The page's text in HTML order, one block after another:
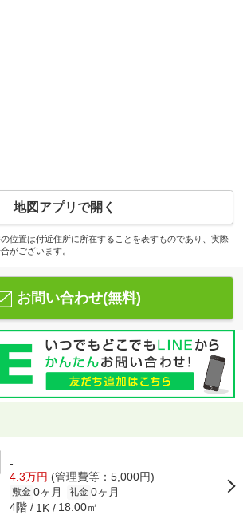
地図アプリで開く
位置は付近住所に所在することを表すものであり、実際
がございます。
お問い合わせ(無料)
-
4.3万円 (管理費等：5,000円)
敷金 0ヶ月 礼金 0ヶ月
4階 1K 18.00㎡